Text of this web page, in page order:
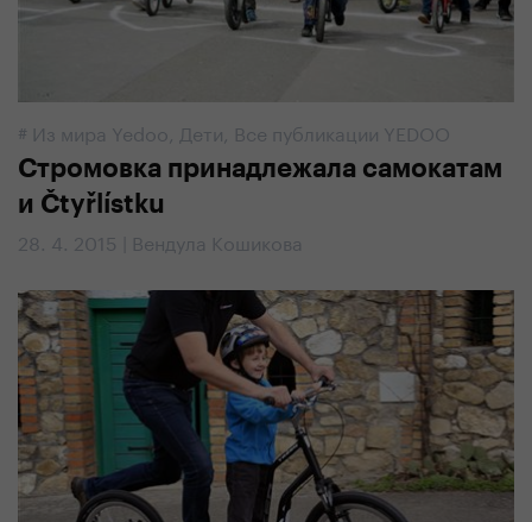
# Из мира Yedoo Дети Все публикации YEDOO
Стромовка принадлежала самокатам
и Čtyřlístku
28. 4. 2015 | Вендула Кошикова